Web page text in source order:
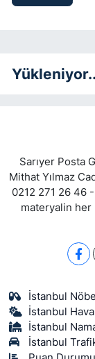
Sarıyer Posta
Mithat Yılmaz
0212 271 26 46
materyalin her
İstanbul
İstanbul
İstanbul
İstanbul